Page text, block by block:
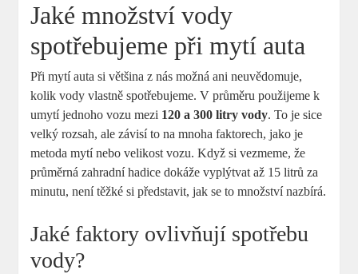
Jaké množství vody
spotřebujeme při mytí auta
Při mytí auta si většina z nás možná ani neuvědomuje,
kolik vody vlastně spotřebujeme. V průměru použijeme k
umytí jednoho vozu mezi 120 a 300 litry vody. To je sice
velký rozsah, ale závisí to na mnoha faktorech, jako je
metoda mytí nebo velikost vozu. Když si vezmeme, že
průměrná zahradní hadice dokáže vyplýtvat až 15 litrů za
minutu, není těžké si představit, jak se to množství nazbírá.
Jaké faktory ovlivňují spotřebu
vody?